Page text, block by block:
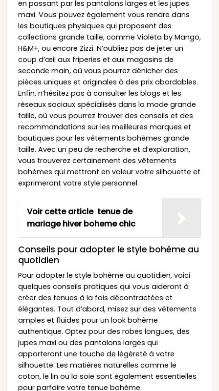
en passant par les pantalons larges et les jupes
maxi. Vous pouvez également vous rendre dans
les boutiques physiques qui proposent des
collections grande taille, comme Violeta by Mango,
H&M+, ou encore Zizzi. N’oubliez pas de jeter un
coup d’œil aux friperies et aux magasins de
seconde main, où vous pourrez dénicher des
pièces uniques et originales à des prix abordables.
Enfin, n’hésitez pas à consulter les blogs et les
réseaux sociaux spécialisés dans la mode grande
taille, où vous pourrez trouver des conseils et des
recommandations sur les meilleures marques et
boutiques pour les vêtements bohèmes grande
taille. Avec un peu de recherche et d’exploration,
vous trouverez certainement des vêtements
bohèmes qui mettront en valeur votre silhouette et
exprimeront votre style personnel.
Voir cette article tenue de
mariage hiver boheme chic
Conseils pour adopter le style bohème au
quotidien
Pour adopter le style bohème au quotidien, voici
quelques conseils pratiques qui vous aideront à
créer des tenues à la fois décontractées et
élégantes. Tout d’abord, misez sur des vêtements
amples et fluides pour un look bohème
authentique. Optez pour des robes longues, des
jupes maxi ou des pantalons larges qui
apporteront une touche de légèreté à votre
silhouette. Les matières naturelles comme le
coton, le lin ou la soie sont également essentielles
pour parfaire votre tenue bohème.